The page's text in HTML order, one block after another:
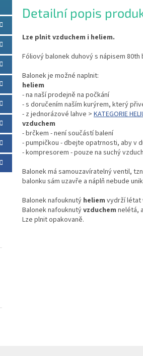
Detailní popis
Lze plnit vzduchem i heliem.
Fóliový balonek duhový s nápisem
Balonek je možné naplnit:
heliem
- na naší prodejně na počkání
- s doručením naším kurýrem, který
- z jednorázové lahve > KATEGORIE
vzduchem
- brčkem - není součástí balení
- pumpičkou - dbejte opatrnosti, aby v
- kompresorem - pouze na suchý
Balonek má samouzavíratelný ventil,
balonku sám uzavře a náplň nebude
Balonek nafouknutý heliem vydrží létat
Balonek nafouknutývzduchem nelétá,
Lze plnit opakovaně.